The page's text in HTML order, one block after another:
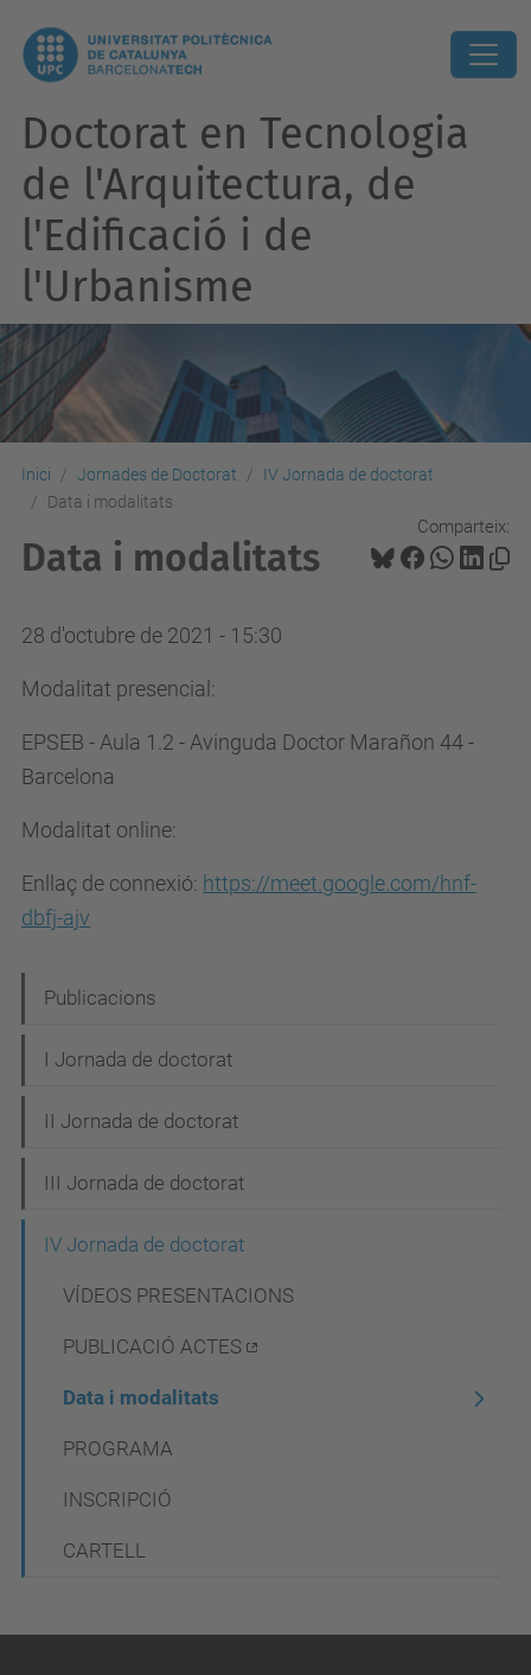
Doctorat en Tecnologia
de l'Arquitectura, de
l'Edificació i de
l'Urbanisme
Inici Jornades de Doctorat
IV Jornada de doctorat
Data i modalitats
Comparteix:
Data i modalitats
28 d'octubre de 2021 - 15:30
Modalitat presencial:
EPSEB - Aula 1.2 - Avinguda Doctor Marañon 44 -
Barcelona
Modalitat online:
Enllaç de connexió: https://meet.google.com/hnf-
dbfj-ajv
a
v
g
a
Publicacions
I Jornada de doctorat
II Jornada de doctorat
III Jornada de doctorat
IV Jornada de doctorat
VÍDEOS PRESENTACIONS
PUBLICACIÓ ACTES
Data i modalitats
PROGRAMA
INSCRIPCIÓ
CARTELL